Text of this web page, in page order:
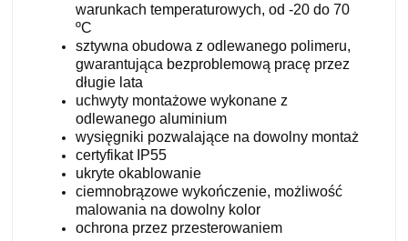
warunkach temperaturowych, od -20 do 70
ºC
sztywna obudowa z odlewanego polimeru,
gwarantująca bezproblemową pracę przez
długie lata
uchwyty montażowe wykonane z
odlewanego aluminium
wysięgniki pozwalające na dowolny montaż
certyfikat IP55
ukryte okablowanie
ciemnobrązowe wykończenie, możliwość
malowania na dowolny kolor
ochrona przez przesterowaniem